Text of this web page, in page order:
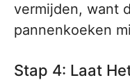
vermijden, want
pannenkoeken
Stap 4: Laat